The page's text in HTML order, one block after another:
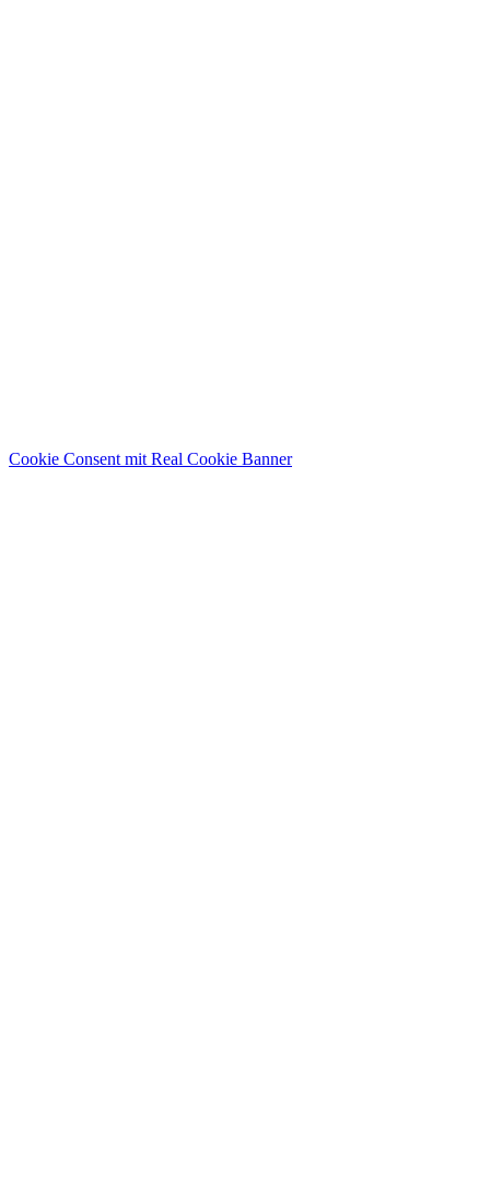
Cookie Consent mit Real Cookie Banner